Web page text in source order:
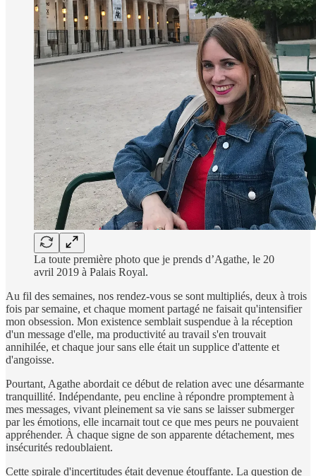
La toute première photo que je prends d’Agathe, le 20
avril 2019 à Palais Royal.
Au fil des semaines, nos rendez-vous se sont multipliés, deux à trois
fois par semaine, et chaque moment partagé ne faisait qu'intensifier
mon obsession. Mon existence semblait suspendue à la réception
d'un message d'elle, ma productivité au travail s'en trouvait
annihilée, et chaque jour sans elle était un supplice d'attente et
d'angoisse.
Pourtant, Agathe abordait ce début de relation avec une désarmante
tranquillité. Indépendante, peu encline à répondre promptement à
mes messages, vivant pleinement sa vie sans se laisser submerger
par les émotions, elle incarnait tout ce que mes peurs ne pouvaient
appréhender. À chaque signe de son apparente détachement, mes
insécurités redoublaient.
Cette spirale d'incertitudes était devenue étouffante. La question de